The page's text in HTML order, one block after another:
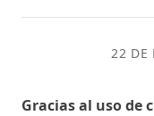
22 DE
Gracias al uso de